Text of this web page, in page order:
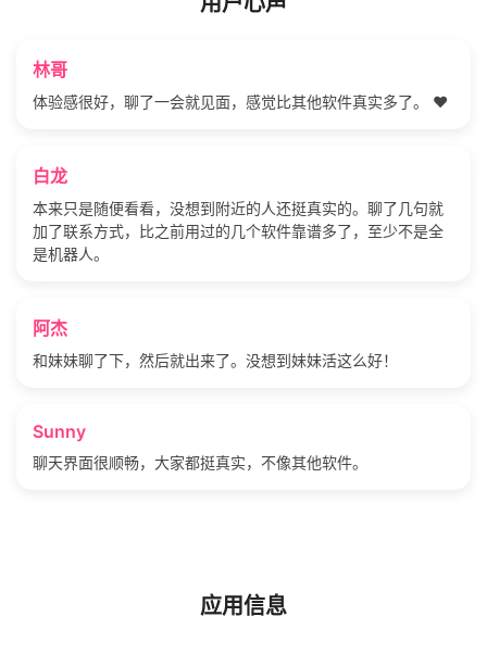
林哥
体验感很好，聊了一会就见面，感觉比其他软件真实多了。 ❤️
白龙
本来只是随便看看，没想到附近的人还挺真实的。聊了几句就
加了联系方式，比之前用过的几个软件靠谱多了，至少不是全
是机器人。
阿杰
和妹妹聊了下，然后就出来了。没想到妹妹活这么好！
Sunny
聊天界面很顺畅，大家都挺真实，不像其他软件。
应用信息